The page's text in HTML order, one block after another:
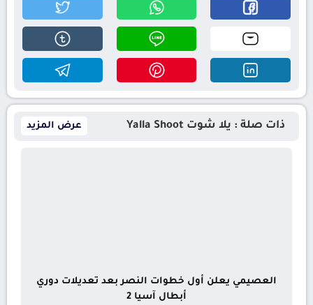
ذات صلة : يلا شوت Yalla Shoot عرض المزيد
العصيمي يعلن أول خطوات النصر بعد تعديلات دوري
أبطال آسيا 2